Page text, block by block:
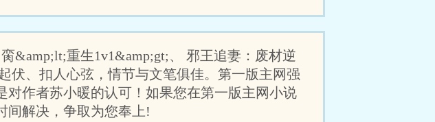
不放手。且看他们如
：废材逆天小姐》
&amp;lt;重生1v1&amp;gt;、 邪王追妻：废材逆
伏、扣人心弦，情节与文笔俱佳。第一版主网强
作者苏小暖的认可！如果您在第一版主网小说
间解决，争取为您奉上!